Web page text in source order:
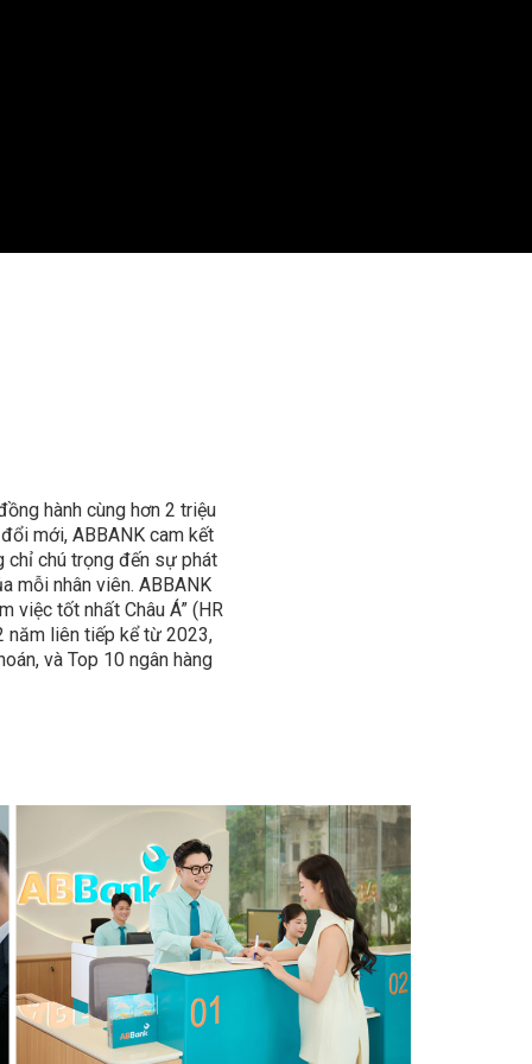
hành cùng hơn 2 triệu
mới, ABBANK cam kết
chỉ chú trọng đến sự phát
mỗi nhân viên. ABBANK
việc tốt nhất Châu Á” (HR
năm liên tiếp kể từ 2023,
và Top 10 ngân hàng